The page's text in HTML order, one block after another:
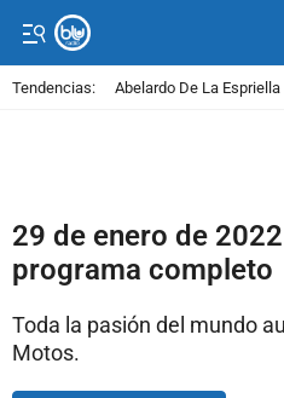
Tendencias: Abelardo De La Espriella
29 de enero de
programa completo
Toda la pasión del mundo
Motos.